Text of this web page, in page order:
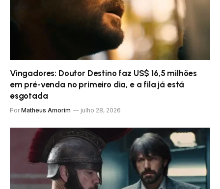
Vingadores: Doutor Destino faz US$ 16,5 milhões
em pré-venda no primeiro dia, e a fila já está
esgotada
Por Matheus Amorim julho 28, 2026